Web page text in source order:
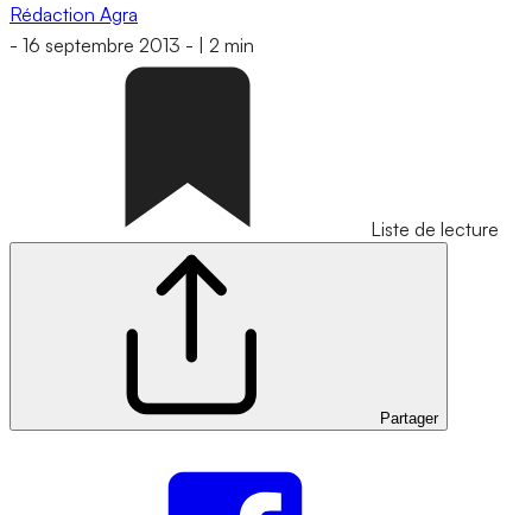
Rédaction Agra
- 16 septembre 2013 - 2 min
Liste de lecture
Partager